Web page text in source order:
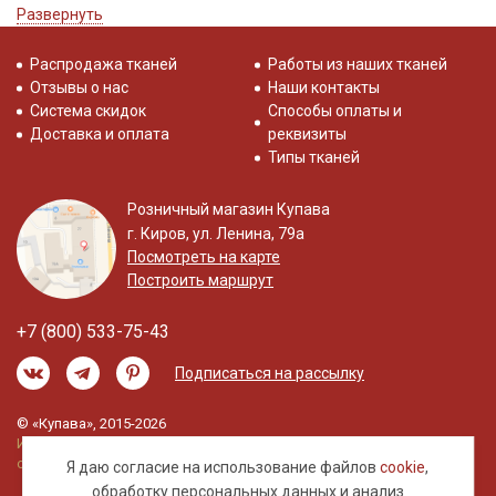
своего шедевра.
Развернуть
Я даю согласие на использование файловcookie,
обработкуперсональных данныхи анализ
Распродажа тканей
Отзывы о нас
Система скидок
Доставка и оплата
Работы из наших тканей
Наши контакты
Способы оплаты и
реквизиты
Типы тканей
Розничный магазин Купава
г. Киров, ул. Ленина, 79а
Посмотреть на карте
Построить маршрут
+7 (800) 533-75-43
Подписаться на рассылку
© «Купава», 2015-2026
Информация на сайте не является публичной
офертой.